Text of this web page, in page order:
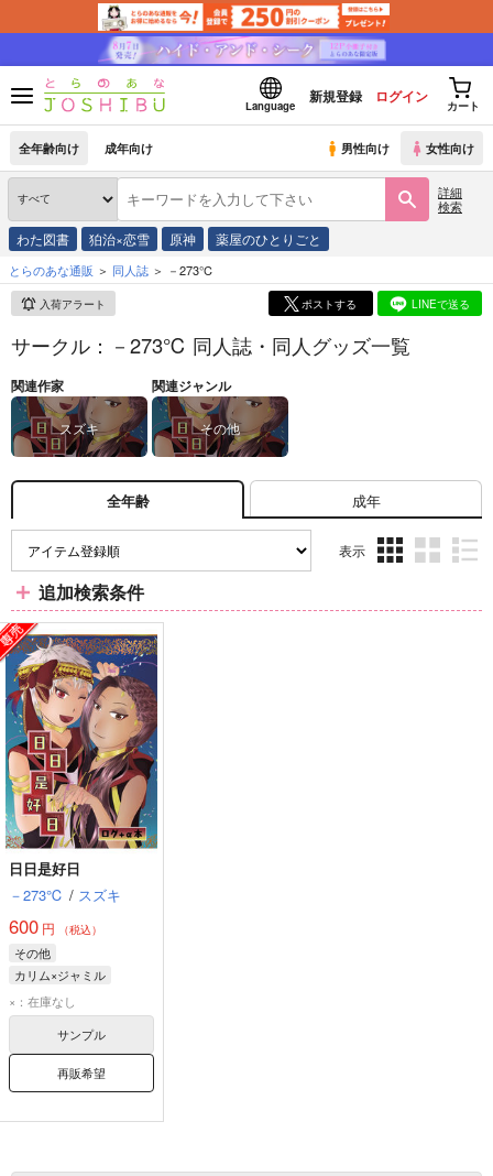
Language
新規登録 ログイン
カート
全年齢向け 成年向け 男性向け 女性向け
詳細
検索
わた図書 狛治×恋雪 原神 薬屋のひとりごと
とらのあな通販 同人誌 －273℃
入荷アラート ポストする LINEで送る
サークル：－273℃ 同人誌・同人グッズ一覧
関連作家
スズキ
関連ジャンル
その他
全年齢 成年
表示
ム
ム
ム
追加検索条件
日日是好日
－273℃ / スズキ
600 円 （税込）
その他
カリム×ジャミル
カリム・アルアジーム
ジャミル・バイパー
×：在庫なし
サンプル
再販希望